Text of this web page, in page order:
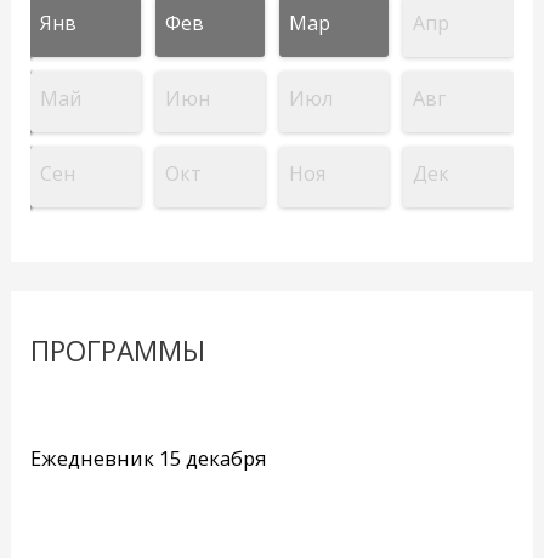
Янв Фев Мар Апр
Май Июн Июл Авг
Сен Окт Ноя Дек
ПРОГРАММЫ
Ежедневник 15 декабря